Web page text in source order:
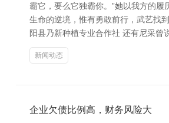
霸它，要么它独霸你。”她以我方的履
生命的逆境，惟有勇敢前行，武艺找
阳县乃新种植专业合作社 还有尼采曾
新闻动态
企业欠债比例高，财务风险大